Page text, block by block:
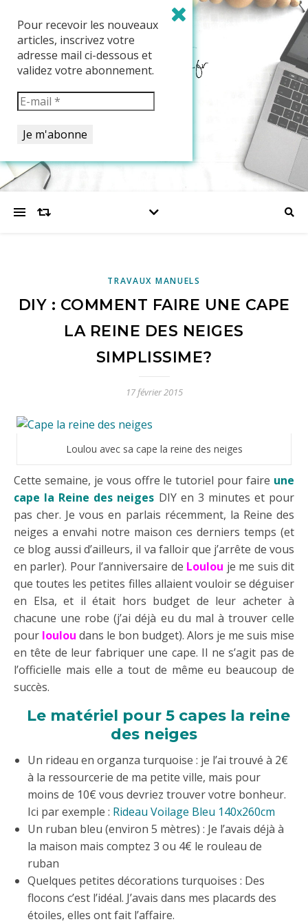
TRAVAUX MANUELS
DIY : COMMENT FAIRE UNE CAPE
LA REINE DES NEIGES
SIMPLISSIME?
17 février 2015
Loulou avec sa cape la reine des neiges
Cette semaine, je vous offre le tutoriel pour faire une
cape la Reine des neiges DIY en 3 minutes et pour
pas cher. Je vous en parlais récemment, la Reine des
neiges a envahi notre maison ces derniers temps (et
ce blog aussi d’ailleurs, il va falloir que j’arrête de vous
en parler). Pour l’anniversaire de Loulou je me suis dit
que toutes les petites filles allaient vouloir se déguiser
en Elsa, et il était hors budget de leur acheter à
chacune une robe (j’ai déjà eu du mal à trouver celle
pour loulou dans le bon budget). Alors je me suis mise
en tête de leur fabriquer une cape. Il ne s’agit pas de
l’officielle mais elle a tout de même eu beaucoup de
succès.
Le matériel pour 5 capes la reine
des neiges
Un rideau en organza turquoise : je l’ai trouvé à 2€
à la ressourcerie de ma petite ville, mais pour
moins de 10€ vous devriez trouver votre bonheur.
Ici par exemple : Rideau Voilage Bleu 140x260cm
Un ruban bleu (environ 5 mètres) : Je l’avais déjà à
la maison mais comptez 3 ou 4€ le rouleau de
ruban
Quelques petites décorations turquoises : Des
flocons c’est l’idéal. J’avais dans mes placards des
étoiles, elles ont fait l’affaire.
Pour recevoir les nouveaux
articles, inscrivez votre
adresse mail ci-dessous et
validez votre abonnement.